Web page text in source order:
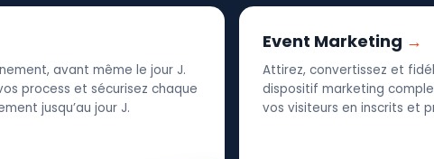
avant même le jour J.
process et sécurisez chaque
jusqu’au jour J.
Event Marketing
Attirez, convertissez et
dispositif marketing
vos visiteurs en inscrits et